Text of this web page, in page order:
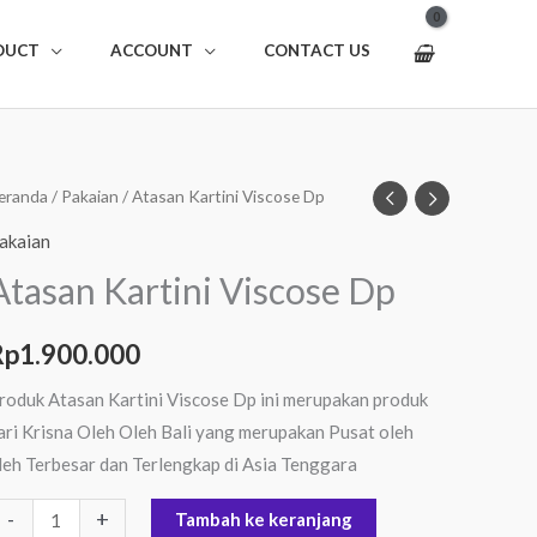
ACCOUNT CONTACT US
/ Pakaian / Atasan Kartini Viscose Dp
Kartini Viscose Dp
1.900.000
Atasan Kartini Viscose Dp ini merupakan produk
Krisna Oleh Oleh Bali yang merupakan Pusat oleh
Terbesar dan Terlengkap di Asia Tenggara
- + Tambah ke keranjang